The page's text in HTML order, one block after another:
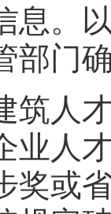
息。
部门
人才
业人
奖或